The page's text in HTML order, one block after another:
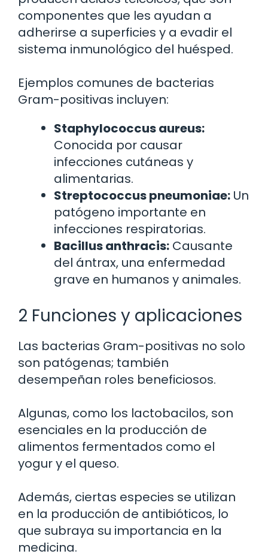
componentes que les ayudan a
adherirse a superficies y a evadir el
sistema inmunológico del huésped.
Ejemplos comunes de bacterias
Gram-positivas incluyen:
Staphylococcus aureus:
Conocida por causar
infecciones cutáneas y
alimentarias.
Streptococcus pneumoniae: Un
patógeno importante en
infecciones respiratorias.
Bacillus anthracis: Causante
del ántrax, una enfermedad
grave en humanos y animales.
2 Funciones y aplicaciones
Las bacterias Gram-positivas no solo
son patógenas; también
desempeñan roles beneficiosos.
Algunas, como los lactobacilos, son
esenciales en la producción de
alimentos fermentados como el
yogur y el queso.
Además, ciertas especies se utilizan
en la producción de antibióticos, lo
que subraya su importancia en la
medicina.